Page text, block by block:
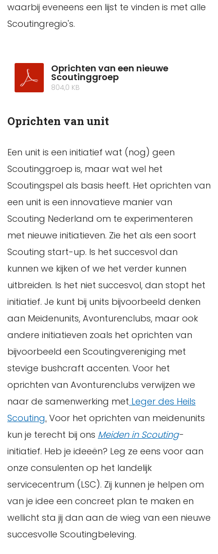
waarbij eveneens een lijst te vinden is met alle
Scoutingregio's.
Oprichten van een nieuwe
Scoutinggroep
804,0 KB
Oprichten van unit
Een unit is een initiatief wat (nog) geen
Scoutinggroep is, maar wat wel het
Scoutingspel als basis heeft. Het oprichten van
een unit is een innovatieve manier van
Scouting Nederland om te experimenteren
met nieuwe initiatieven. Zie het als een soort
Scouting start-up. Is het succesvol dan
kunnen we kijken of we het verder kunnen
uitbreiden. Is het niet succesvol, dan stopt het
initiatief. Je kunt bij units bijvoorbeeld denken
aan Meidenunits, Avonturenclubs, maar ook
andere initiatieven zoals het oprichten van
bijvoorbeeld een Scoutingvereniging met
stevige bushcraft accenten. Voor het
oprichten van Avonturenclubs verwijzen we
naar de samenwerking met Leger des Heils
Scouting. Voor het oprichten van meidenunits
kun je terecht bij ons Meiden in Scouting-
initiatief. Heb je ideeën? Leg ze eens voor aan
onze consulenten op het landelijk
servicecentrum (LSC). Zij kunnen je helpen om
van je idee een concreet plan te maken en
wellicht sta jij dan aan de wieg van een nieuwe
succesvolle Scoutingbeleving.